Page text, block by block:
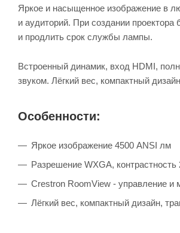
Яркое и насыщенное изображение в
и аудиторий. При создании
и продлить срок службы лампы.
Встроенный динамик, вход HDMI,
звуком. Лёгкий вес, компактный
Особенности:
Яркое изображение 4500 ANSI лм
Разрешение WXGA,
Crestron RoomView - управление и
Лёгкий вес, компактный дизайн,